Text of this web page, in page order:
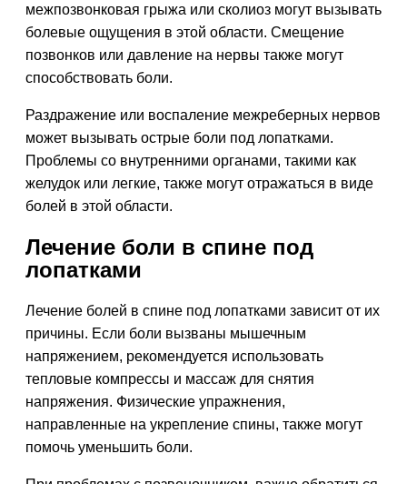
межпозвонковая грыжа или сколиоз могут вызывать
болевые ощущения в этой области. Смещение
позвонков или давление на нервы также могут
способствовать боли.
Раздражение или воспаление межреберных нервов
может вызывать острые боли под лопатками.
Проблемы со внутренними органами, такими как
желудок или легкие, также могут отражаться в виде
болей в этой области.
Лечение боли в спине под
лопатками
Лечение болей в спине под лопатками зависит от их
причины. Если боли вызваны мышечным
напряжением, рекомендуется использовать
тепловые компрессы и массаж для снятия
напряжения. Физические упражнения,
направленные на укрепление спины, также могут
помочь уменьшить боли.